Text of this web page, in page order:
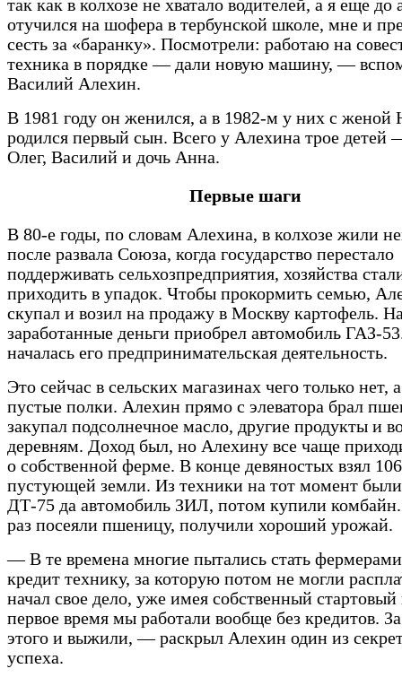
так как в колхозе не хватало водителей, а я еще до
отучился на шофера в тербунской школе, мне и
сесть за «баранку». Посмотрели: работаю на
техника в порядке — дали новую машину, —
Василий Алехин.
В 1981 году он женился, а в 1982-м у них с женой
родился первый сын. Всего у Алехина трое детей
Олег, Василий и дочь Анна.
Первые шаги
В 80-е годы, по словам Алехина, в колхозе жили
после развала Союза, когда государство перестало
поддерживать сельхозпредприятия, хозяйства
приходить в упадок. Чтобы прокормить семью,
скупал и возил на продажу в Москву картофель.
заработанные деньги приобрел автомобиль ГАЗ-
началась его предпринимательская деятельность.
Это сейчас в сельских магазинах чего только нет,
пустые полки. Алехин прямо с элеватора брал
закупал подсолнечное масло, другие продукты и
деревням. Доход был, но Алехину все чаще
о собственной ферме. В конце девяностых взял
пустующей земли. Из техники на тот момент были
ДТ-75 да автомобиль ЗИЛ, потом купили
раз посеяли пшеницу, получили хороший урожай.
— В те времена многие пытались стать
кредит технику, за которую потом не могли
начал свое дело, уже имея собственный стартовый
первое время мы работали вообще без кредитов.
этого и выжили, — раскрыл Алехин один из
успеха.